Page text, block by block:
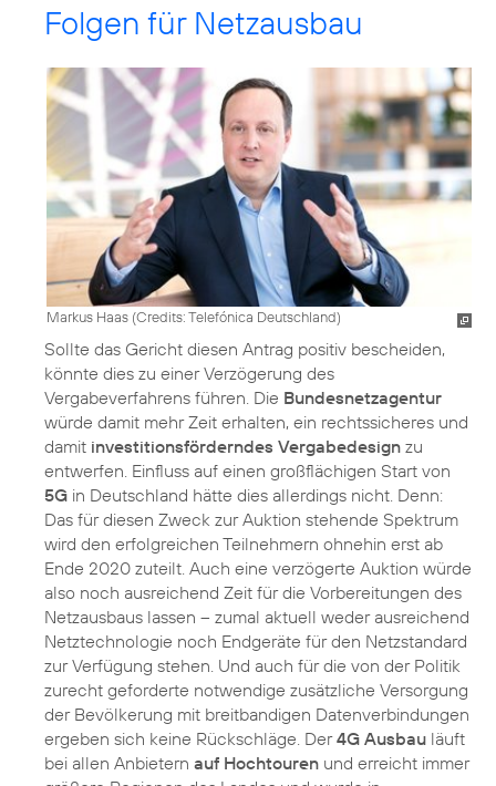
Folgen für Netzausbau
Markus Haas (Credits: Telefónica Deutschland)
Sollte das Gericht diesen Antrag positiv bescheiden,
könnte dies zu einer Verzögerung des
Vergabeverfahrens führen. Die Bundesnetzagentur
würde damit mehr Zeit erhalten, ein rechtssicheres und
damit investitionsförderndes Vergabedesign zu
entwerfen. Einfluss auf einen großflächigen Start von
5G in Deutschland hätte dies allerdings nicht. Denn:
Das für diesen Zweck zur Auktion stehende Spektrum
wird den erfolgreichen Teilnehmern ohnehin erst ab
Ende 2020 zuteilt. Auch eine verzögerte Auktion würde
also noch ausreichend Zeit für die Vorbereitungen des
Netzausbaus lassen – zumal aktuell weder ausreichend
Netztechnologie noch Endgeräte für den Netzstandard
zur Verfügung stehen. Und auch für die von der Politik
zurecht geforderte notwendige zusätzliche Versorgung
der Bevölkerung mit breitbandigen Datenverbindungen
ergeben sich keine Rückschläge. Der4G Ausbau läuft
bei allen Anbietern auf Hochtouren und erreicht immer